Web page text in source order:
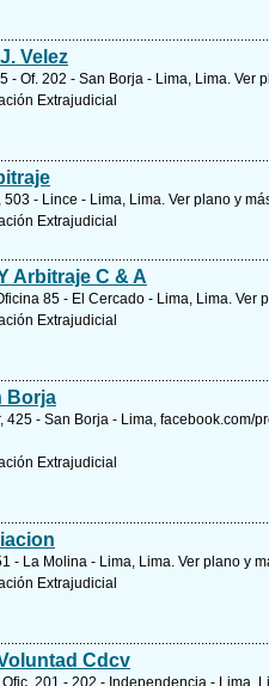
Velez
- Of. 202 - San Borja - Lima, Lima. Ver
Extrajudicial
503 - Lince - Lima, Lima. Ver plano y
Extrajudicial
Arbitraje C & A
85 - El Cercado - Lima, Lima. Ver
Extrajudicial
Borja
425 - San Borja - Lima,
Extrajudicial
- La Molina - Lima, Lima. Ver plano y
Extrajudicial
Cdcv
201 - 202 - Independencia - Lima,